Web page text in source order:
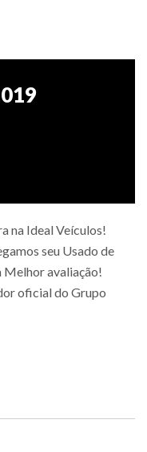
na Ideal Veículos!
seu Usado de
Melhor avaliação!
oficial do Grupo